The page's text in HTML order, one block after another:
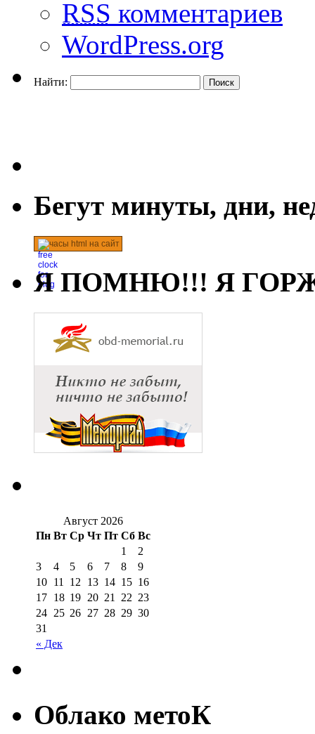
RSS комментариев
WordPress.org
Найти:
Бегут минуты, дни,
часы html на сайт
Я ПОМНЮ!!! Я
Август 2026
Пн Вт Ср Чт Пт Сб Вс
« Дек
1
2
3
4 5 6 7 8
9
10 11 12 13 14 15 16
17 18 19 20 21 22 23
24 25 26 27 28 29 30
31
Облако метоК